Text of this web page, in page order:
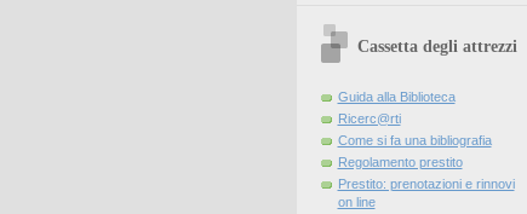
Cassetta degli attrezzi
Guida alla Biblioteca
Ricerc@rti
Come si fa una bibliografia
Regolamento prestito
Prestito: prenotazioni e rinnovi
on line